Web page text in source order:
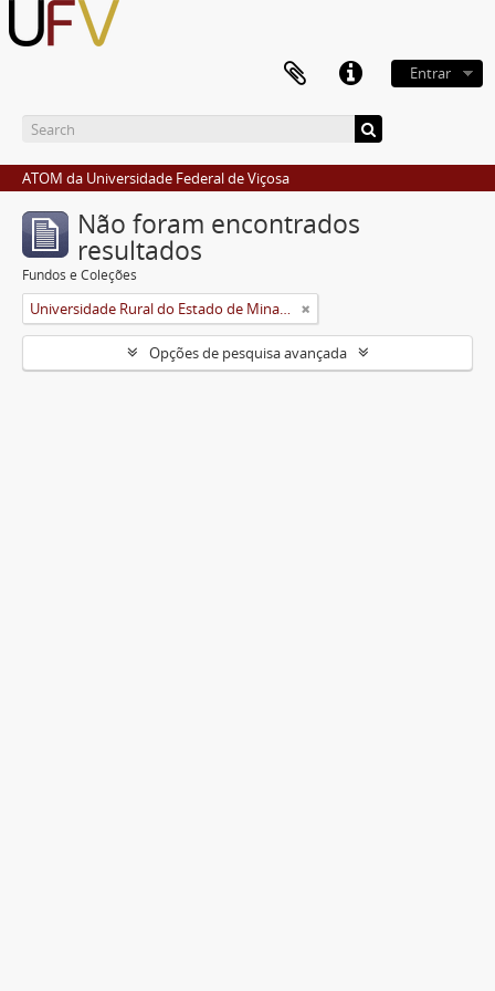
Entrar
ATOM da Universidade Federal de Viçosa
Não foram encontrados
resultados
Fundos e Coleções
Universidade Rural do Estado de Minas Gerais (Uremg)
Opções de pesquisa avançada